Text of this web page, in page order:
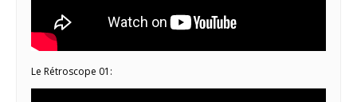
Le Rétroscope 01: